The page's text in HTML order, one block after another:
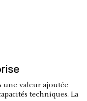
une valeur ajoutée
techniques. La